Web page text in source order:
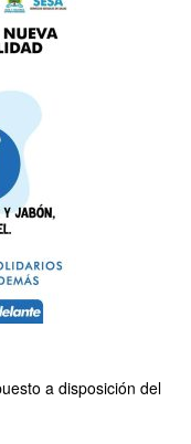
a disposición del